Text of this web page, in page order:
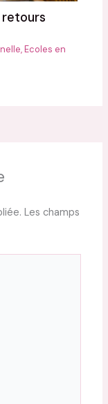
retours
,Ecoles en
Les champs